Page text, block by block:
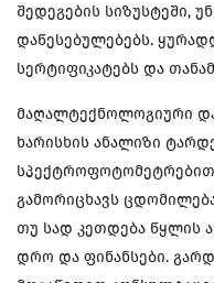
შედეგების სიზუსტეში,
დაწესებულებებს.
სერტიფიკატებს და
მაღალტექნოლოგიური
ხარისხის ანალიზი
გამორიცხავს
თუ სად კეთდება წყლის
დრო და ფინანსები.